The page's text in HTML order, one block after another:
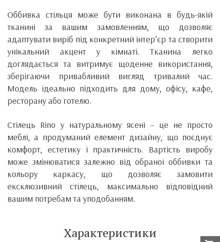
Оббивка стільця може бути виконана в будь-якій
тканині за вашим замовленням, що дозволяє
адаптувати виріб під конкретний інтер’єр та створити
унікальний акцент у кімнаті. Тканина легко
доглядається та витримує щоденне використання,
зберігаючи привабливий вигляд тривалий час.
Модель ідеально підходить для дому, офісу, кафе,
ресторану або готелю.
Стілець Rino у натуральному ясені – це не просто
меблі, а продуманий елемент дизайну, що поєднує
комфорт, естетику і практичність. Вартість виробу
може змінюватися залежно від обраної оббивки та
кольору каркасу, що дозволяє замовити
ексклюзивний стілець, максимально відповідний
вашим потребам та уподобанням.
Характеристики